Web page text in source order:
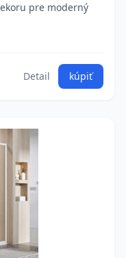
pre moderný
Detail kúpiť